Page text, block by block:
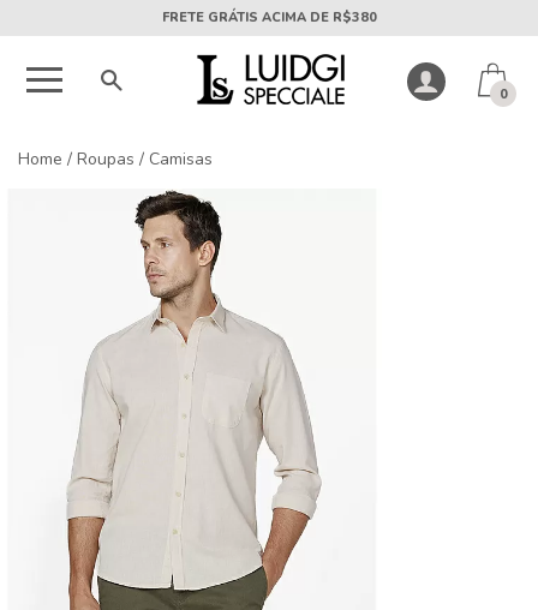
5X SEM JUROS PARCELA MÍNIMA DE R$50
0
Home / Roupas / Camisas